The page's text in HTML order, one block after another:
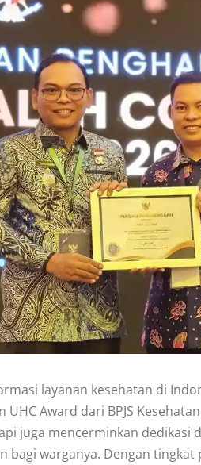
layanan kesehatan di
Award dari BPJS
juga mencerminkan dedikasi
bagi warganya. Dengan